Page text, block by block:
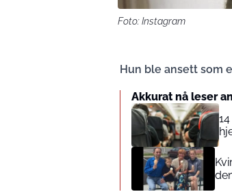
Foto: Instagram
Hun ble ansett som
Akkurat nå leser